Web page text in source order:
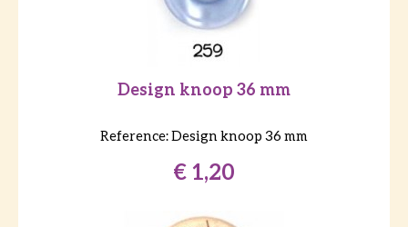
Design knoop 36 mm
Reference:Design knoop 36 mm
€ 1,20